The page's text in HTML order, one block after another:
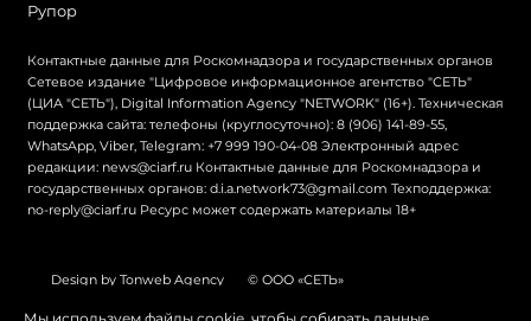
Рупор
Контактные данные для Роскомнадзора и государственных органов
Сетевое издание "Цифровое информационное агентство "СЕТЬ"
(ЦИА "СЕТЬ"), Digital Information Agency "NETWORK" (16+). Техническая
поддержка сайта: телефоны (круглосуточно): 8 (906) 141-89-55,
WhatsApp, Viber, Telegram: +7 999 190-04-08 Электронный адрес
редакции: news@ciarf.ru Контактные данные для Роскомнадзора и
государственных органов: d.i.a.network73@gmail.com Техподдержка:
no-reply@ciarf.ru Ресурс может содержать материалы 18+
Design by Tonweb Agency © ООО «СЕТЬ»
Политика конфиденциальности Карта сайта